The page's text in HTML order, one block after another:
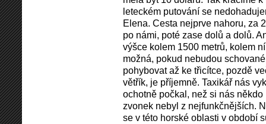
leteckém putování se
Elena. Cesta nejprve nahoru, za
po námi, poté zase dolů a dolů.
výšce kolem 1500 metrů, kolem
možná, pokud nebudou
pohybovat až ke třicítce, pozdě
větřík, je příjemně. Taxikář nás
ochotně počkal, než si nás
zvonek nebyl z nejfunkčnějších.
se v této horské oblasti v období